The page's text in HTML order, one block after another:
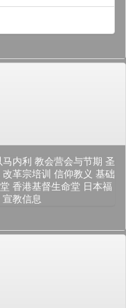
内利 教会营会与节期 圣
改革宗培训 信仰教义 基础
香港基督生命堂 日本福
宣教信息